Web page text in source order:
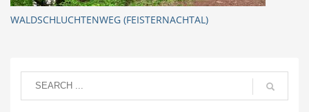
WALDSCHLUCHTENWEG (FEISTERNACHTAL)